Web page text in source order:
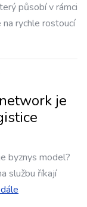
působí v rámci
rychle rostoucí
je
byznys model?
službu říkají